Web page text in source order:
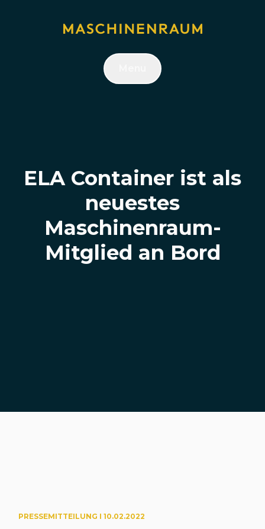
ELA Container ist als
neuestes
Maschinenraum-
Mitglied an Bord
PRESSEMITTEILUNG I 10.02.2022